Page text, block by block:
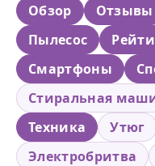
Обзор
Отзывы
Пылесос
Смартфоны
Стиральная
Техника
Утюг
Электробритва